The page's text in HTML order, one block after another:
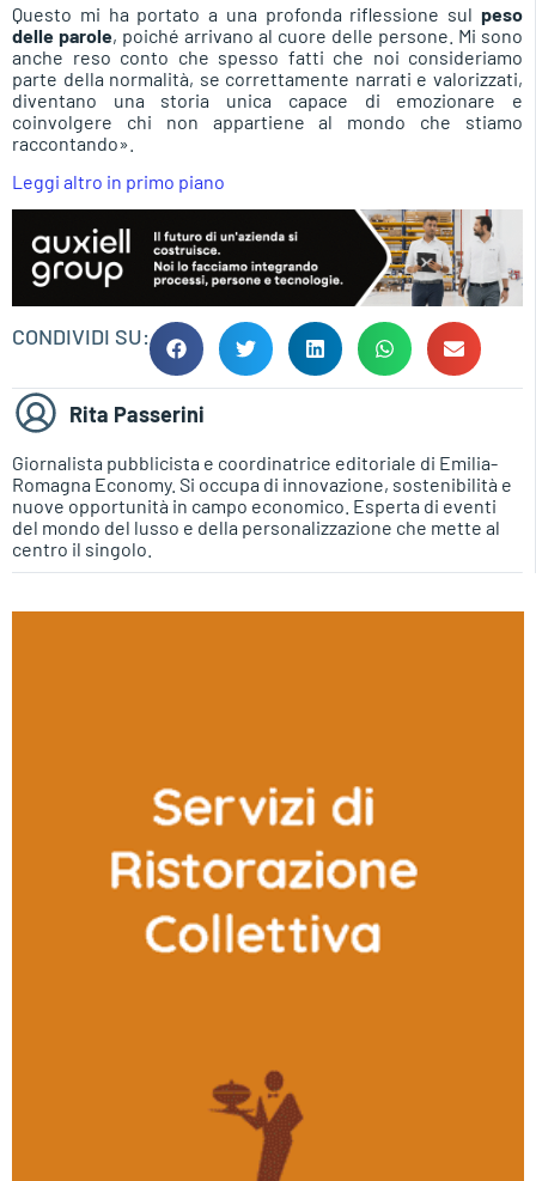
Questo mi ha portato a una profonda riflessione sul peso
delle parole, poiché arrivano al cuore delle persone. Mi sono
anche reso conto che spesso fatti che noi consideriamo
parte della normalità, se correttamente narrati e valorizzati,
diventano una storia unica capace di emozionare e
coinvolgere chi non appartiene al mondo che stiamo
raccontando».
Leggi altro in primo piano
CONDIVIDI SU:
Rita Passerini
Giornalista pubblicista e coordinatrice editoriale di Emilia-
Romagna Economy. Si occupa di innovazione, sostenibilità e
nuove opportunità in campo economico. Esperta di eventi
del mondo del lusso e della personalizzazione che mette al
centro il singolo.